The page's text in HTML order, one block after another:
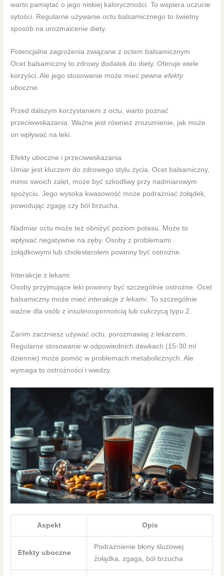
warto pamiętać o jego niskiej kaloryczności. To wspiera uczucie
sytości. Regularne używanie octu balsamicznego to świetny
sposób na urozmaicenie diety.
Potencjalne zagrożenia związane z octem balsamicznym
Ocet balsamiczny to zdrowy dodatek do diety. Oferuje wiele
korzyści. Ale jego stosowanie może mieć pewneefekty
uboczne
Przed dalszym korzystaniem z octu, warto poznać
przeciwwskazania. Ważne jest również zrozumienie, jak może
on wpływać na leki.
Efekty uboczne i przeciwwskazania
Umiar jest kluczem do zdrowego stylu życia. Ocet balsamiczny,
mimo swoich zalet, może być szkodliwy przy nadmiarowym
spożyciu. Jego wysoka kwasowość może podrażniać żołądek,
powodując zgagę czy ból brzucha.
Nadmiar octu może też obniżyć poziom potasu. Może to
wpływać negatywnie na zęby. Osoby z problemami
żołądkowymi lub cholesterolem powinny być ostrożne.
Interakcje z lekami
Osoby przyjmujące leki powinny być szczególnie ostrożne. Ocet
balsamiczny może miećinterakcje z lekami. To szczególnie
ważne dla osób z insulinoopornością lub cukrzycą typu 2.
Zanim zaczniesz używać octu, porozmawiaj z lekarzem.
Regularne stosowanie w odpowiednich dawkach (15-30 ml
dziennie) może pomóc w problemach metabolicznych. Ale
wymaga to ostrożności i wiedzy.
Aspekt Opis
Efekty uboczne
Podrażnienie błony śluzowej
żołądka, zgaga, ból brzucha